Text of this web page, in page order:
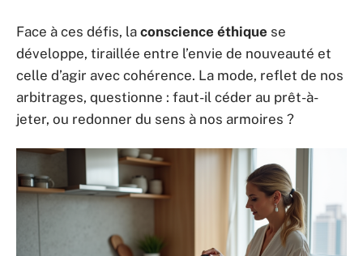
Face à ces défis, la conscience éthique se
développe, tiraillée entre l’envie de nouveauté et
celle d’agir avec cohérence. La mode, reflet de nos
arbitrages, questionne : faut-il céder au prêt-à-
jeter, ou redonner du sens à nos armoires ?